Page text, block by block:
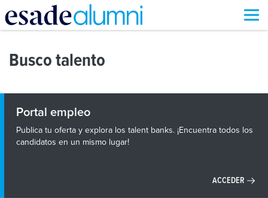
contenido
principal
Busco talento
Portal empleo
Publica tu oferta y explora los talent banks. ¡Encuentra todos los
candidatos en un mismo lugar!
ACCEDER